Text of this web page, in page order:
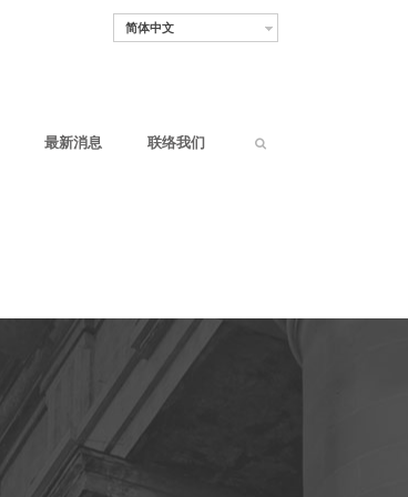
简体中文
最新消息 联络我们